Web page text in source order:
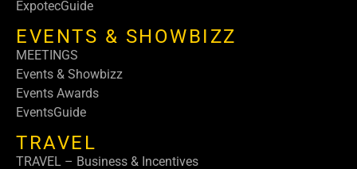
ExpotecGuide
EVENTS & SHOWBIZZ
MEETINGS
Events & Showbizz
Events Awards
EventsGuide
TRAVEL
TRAVEL – Business & Incentives